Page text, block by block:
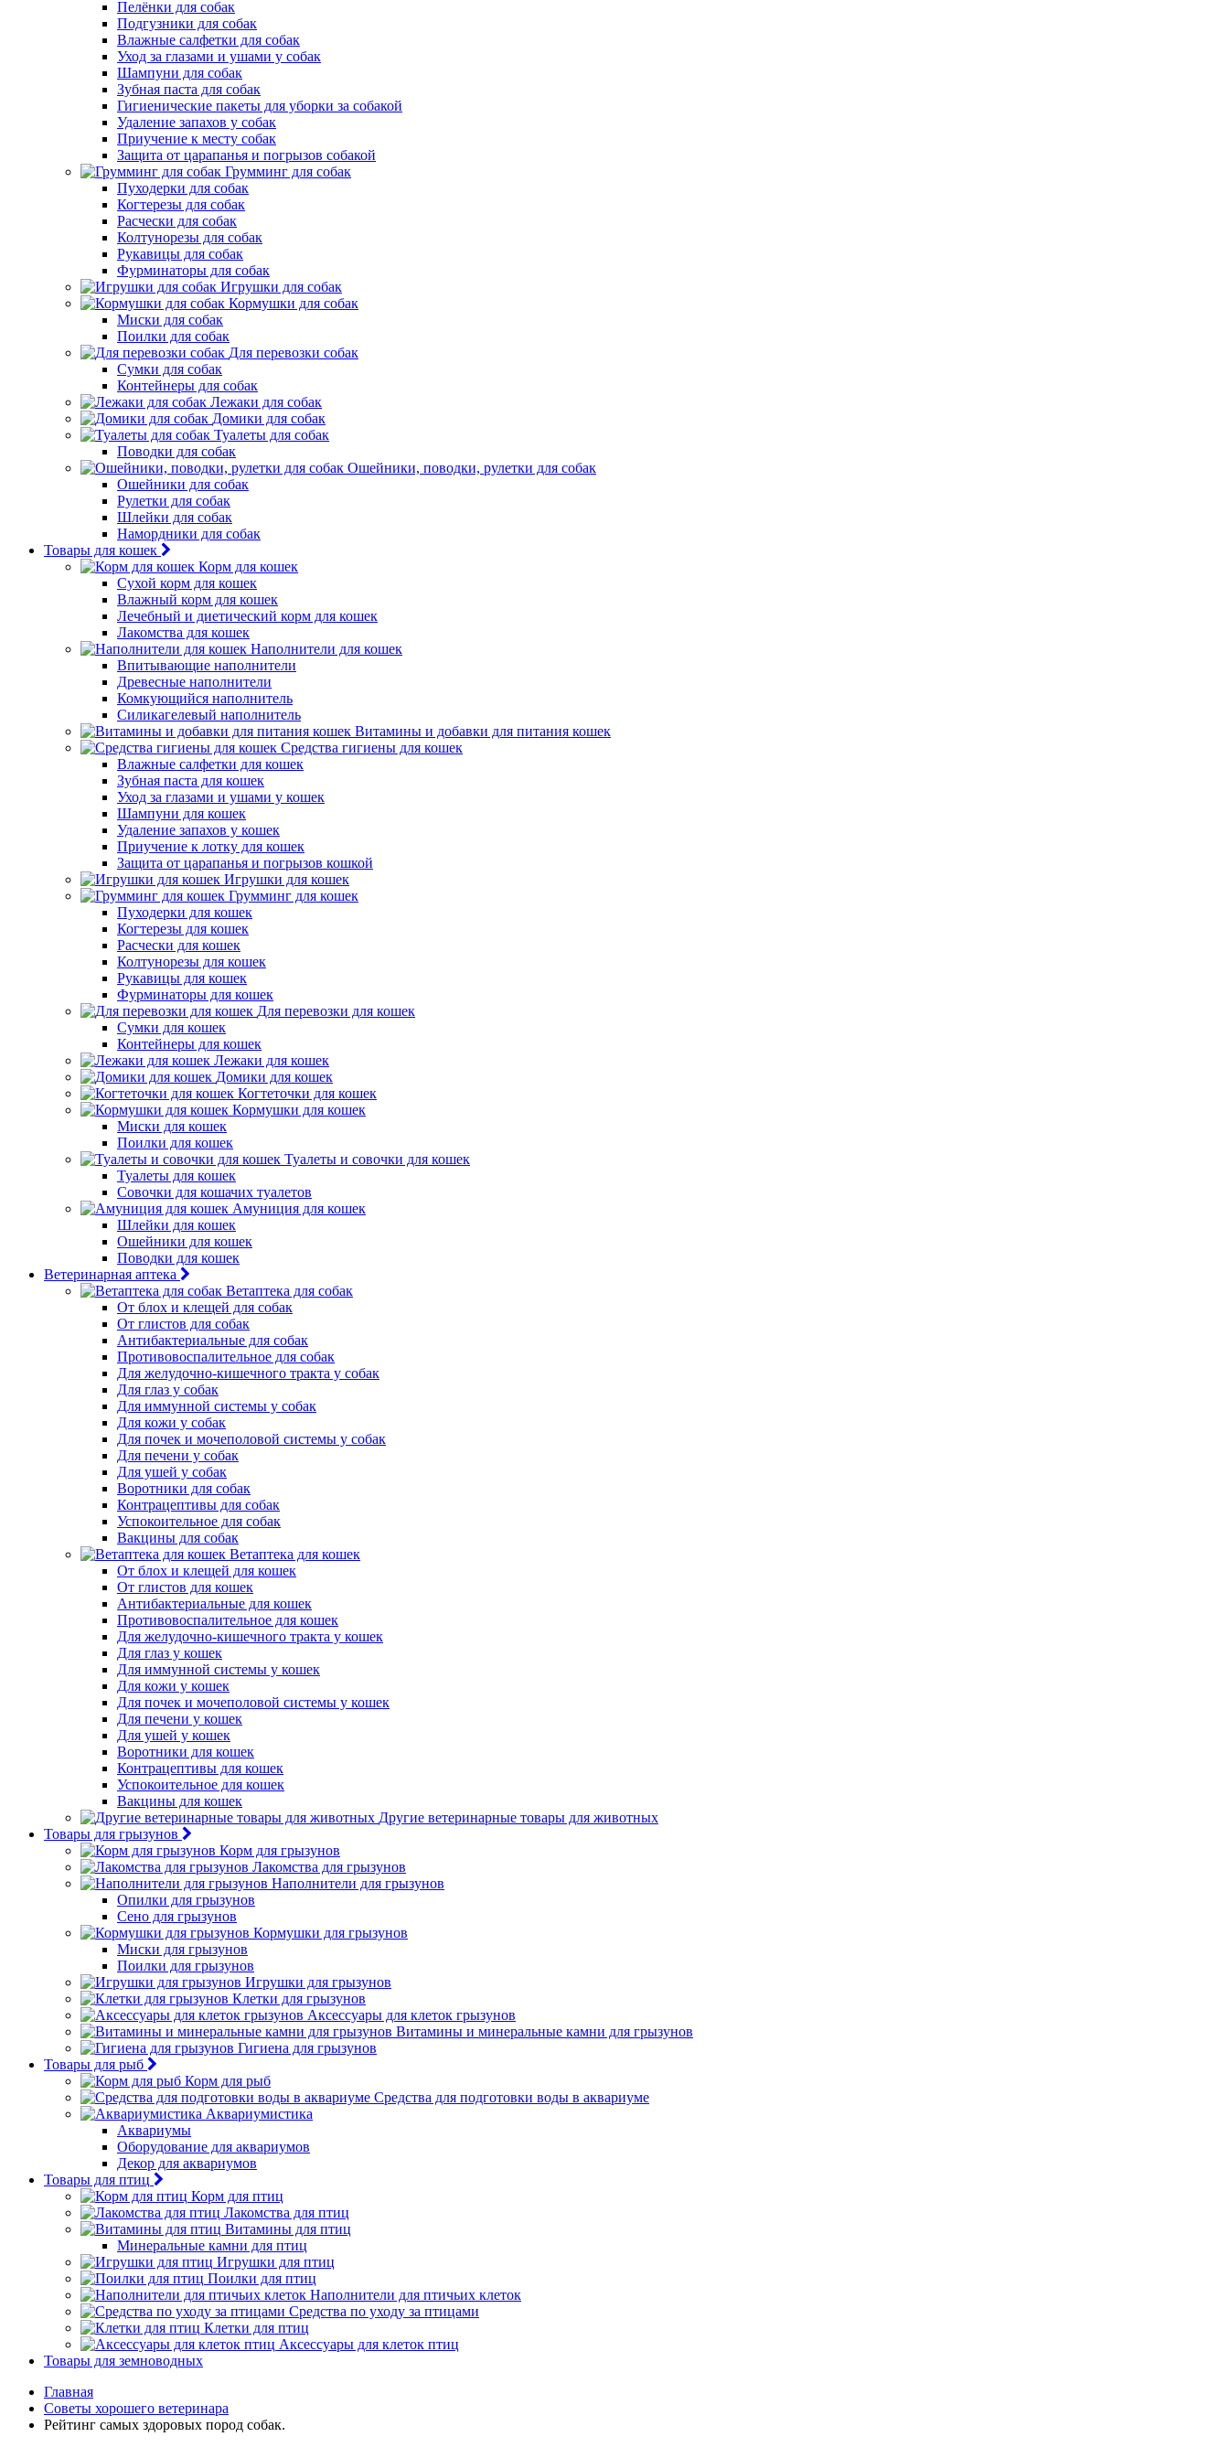
Пелёнки для собак
Подгузники для собак
Влажные салфетки для собак
Уход за глазами и ушами у собак
Шампуни для собак
Зубная паста для собак
Гигиенические пакеты для уборки за собакой
Удаление запахов у собак
Приучение к месту собак
Защита от царапанья и погрызов собакой
Грумминг для собак
Пуходерки для собак
Когтерезы для собак
Расчески для собак
Колтунорезы для собак
Рукавицы для собак
Фурминаторы для собак
Игрушки для собак
Кормушки для собак
Миски для собак
Поилки для собак
Для перевозки собак
Сумки для собак
Контейнеры для собак
Лежаки для собак
Домики для собак
Туалеты для собак
Поводки для собак
Ошейники, поводки, рулетки для собак
Ошейники для собак
Рулетки для собак
Шлейки для собак
Намордники для собак
Товары для кошек
Корм для кошек
Сухой корм для кошек
Влажный корм для кошек
Лечебный и диетический корм для кошек
Лакомства для кошек
Наполнители для кошек
Впитывающие наполнители
Древесные наполнители
Комкующийся наполнитель
Силикагелевый наполнитель
Витамины и добавки для питания кошек
Средства гигиены для кошек
Влажные салфетки для кошек
Зубная паста для кошек
Уход за глазами и ушами у кошек
Шампуни для кошек
Удаление запахов у кошек
Приучение к лотку для кошек
Защита от царапанья и погрызов кошкой
Игрушки для кошек
Грумминг для кошек
Пуходерки для кошек
Когтерезы для кошек
Расчески для кошек
Колтунорезы для кошек
Рукавицы для кошек
Фурминаторы для кошек
Для перевозки для кошек
Сумки для кошек
Контейнеры для кошек
Лежаки для кошек
Домики для кошек
Когтеточки для кошек
Кормушки для кошек
Миски для кошек
Поилки для кошек
Туалеты и совочки для кошек
Туалеты для кошек
Совочки для кошачих туалетов
Амуниция для кошек
Шлейки для кошек
Ошейники для кошек
Поводки для кошек
Ветеринарная аптека
Ветаптека для собак
От блох и клещей для собак
От глистов для собак
Антибактериальные для собак
Противовоспалительное для собак
Для желудочно-кишечного тракта у собак
Для глаз у собак
Для иммунной системы у собак
Для кожи у собак
Для почек и мочеполовой системы у собак
Для печени у собак
Для ушей у собак
Воротники для собак
Контрацептивы для собак
Успокоительное для собак
Вакцины для собак
Ветаптека для кошек
От блох и клещей для кошек
От глистов для кошек
Антибактериальные для кошек
Противовоспалительное для кошек
Для желудочно-кишечного тракта у кошек
Для глаз у кошек
Для иммунной системы у кошек
Для кожи у кошек
Для почек и мочеполовой системы у кошек
Для печени у кошек
Для ушей у кошек
Воротники для кошек
Контрацептивы для кошек
Успокоительное для кошек
Вакцины для кошек
Другие ветеринарные товары для животных
Товары для грызунов
Корм для грызунов
Лакомства для грызунов
Наполнители для грызунов
Опилки для грызунов
Сено для грызунов
Кормушки для грызунов
Миски для грызунов
Поилки для грызунов
Игрушки для грызунов
Клетки для грызунов
Аксессуары для клеток грызунов
Витамины и минеральные камни для грызунов
Гигиена для грызунов
Товары для рыб
Корм для рыб
Средства для подготовки воды в аквариуме
Аквариумистика
Аквариумы
Оборудование для аквариумов
Декор для аквариумов
Товары для птиц
Корм для птиц
Лакомства для птиц
Витамины для птиц
Минеральные камни для птиц
Игрушки для птиц
Поилки для птиц
Наполнители для птичьих клеток
Средства по уходу за птицами
Клетки для птиц
Аксессуары для клеток птиц
Товары для земноводных
Главная
Советы хорошего ветеринара
Рейтинг самых здоровых пород собак.